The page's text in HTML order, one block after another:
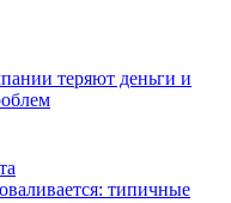
теряют деньги и
типичные